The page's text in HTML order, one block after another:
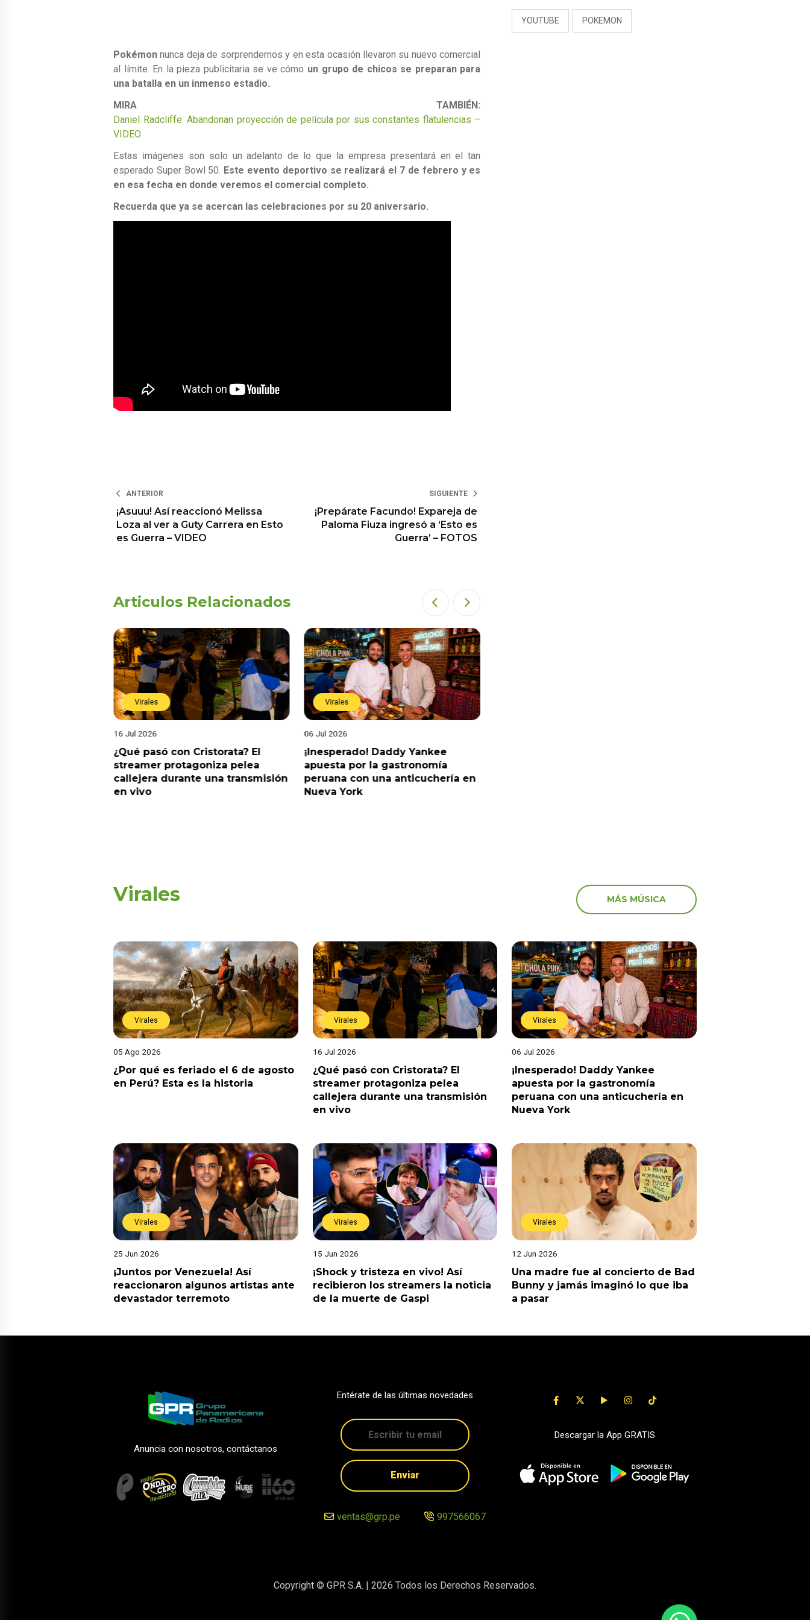
Pokémon nunca deja de sorprendernos y en esta ocasión llevaron su nuevo comercial
al límite. En la pieza publicitaria se ve cómo un grupo de chicos se preparan para
una batalla en un inmenso estadio.
MIRA TAMBIÉN:
Daniel Radcliffe: Abandonan proyección de película por sus constantes flatulencias –
VIDEO
Estas imágenes son solo un adelanto de lo que la empresa presentará en el tan
esperado Super Bowl 50. Este evento deportivo se realizará el 7 de febrero y es
en esa fecha en donde veremos el comercial completo.
Recuerda que ya se acercan las celebraciones por su 20 aniversario.
ANTERIOR
¡Asuuu! Así reaccionó Melissa
Loza al ver a Guty Carrera en Esto
es Guerra – VIDEO
SIGUIENTE
¡Prepárate Facundo! Expareja de
Paloma Fiuza ingresó a ‘Esto es
Guerra’ – FOTOS
Articulos Relacionados
Virales
16 Jul 2026
¿Qué pasó con Cristorata? El
streamer protagoniza pelea
callejera durante una transmisión
en vivo
Virales
06 Jul 2026
¡Inesperado! Daddy Yankee
apuesta por la gastronomía
peruana con una anticuchería en
Nueva York
YOUTUBE POKEMON
Virales MÁS MÚSICA
Virales
05 Ago 2026
¿Por qué es feriado el 6 de agosto
en Perú? Esta es la historia
Virales
16 Jul 2026
¿Qué pasó con Cristorata? El
streamer protagoniza pelea
callejera durante una transmisión
en vivo
Virales
06 Jul 2026
¡Inesperado! Daddy Yankee
apuesta por la gastronomía
peruana con una anticuchería en
Nueva York
Virales
25 Jun 2026
¡Juntos por Venezuela! Así
reaccionaron algunos artistas ante
devastador terremoto
Virales
15 Jun 2026
¡Shock y tristeza en vivo! Así
recibieron los streamers la noticia
de la muerte de Gaspi
Virales
12 Jun 2026
Una madre fue al concierto de Bad
Bunny y jamás imaginó lo que iba
a pasar
Anuncia con nosotros, contáctanos
Entérate de las últimas novedades
Enviar
ventas@grp.pe 997566067
Descargar la App GRATIS
Copyright © GPR S.A. | 2026 Todos los Derechos Reservados.